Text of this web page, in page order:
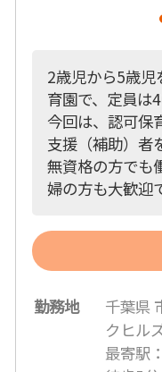
2歳児から5歳児
育園で、定員は
今回は、認可保
支援（補助）者
無資格の方でも
婦の方も大歓迎
勤務地
千葉県
クヒル
最寄駅